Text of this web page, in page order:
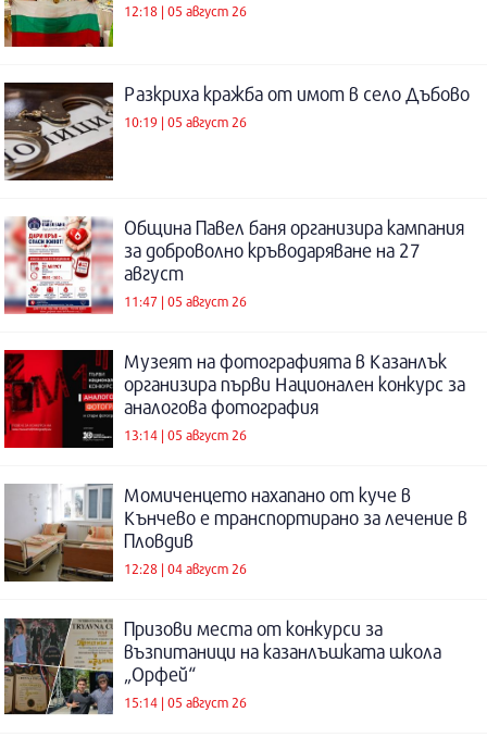
12:18 | 05 август 26
Разкриха кражба от имот в село Дъбово
10:19 | 05 август 26
Община Павел баня организира кампания
за доброволно кръводаряване на 27
август
11:47 | 05 август 26
Музеят на фотографията в Казанлък
организира първи Национален конкурс за
аналогова фотография
13:14 | 05 август 26
Момиченцето нахапано от куче в
Кънчево е транспортирано за лечение в
Пловдив
12:28 | 04 август 26
Призови места от конкурси за
възпитаници на казанлъшката школа
„Орфей“
15:14 | 05 август 26